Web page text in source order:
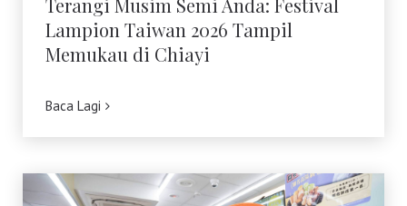
Terangi Musim Semi Anda: Festival
Lampion Taiwan 2026 Tampil
Memukau di Chiayi
Baca Lagi